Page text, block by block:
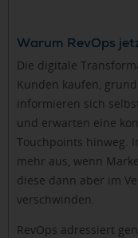
Warum RevOps
Die digitale
Kunden kaufen,
informieren sich
und erwarten eine
Touchpoints hinweg.
mehr aus, wenn
diese dann aber im
verschwinden.
RevOps adressiert